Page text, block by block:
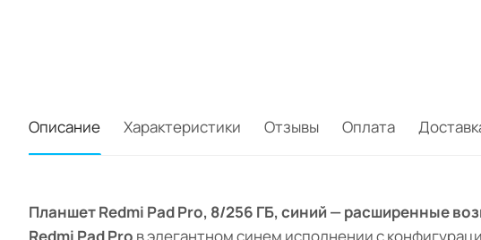
Описание Характеристики Отзывы Оплата
Планшет Redmi Pad Pro, 8/256 ГБ, синий — расширенные